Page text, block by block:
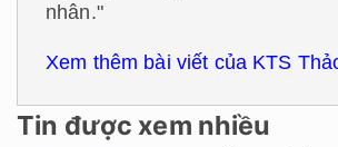
nhân."
Xem thêm bài viết của KTS
Tin được xem nhiều